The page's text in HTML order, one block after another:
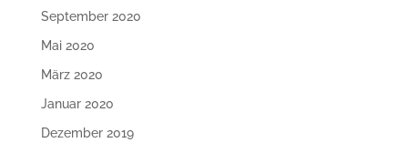
September 2020
Mai 2020
März 2020
Januar 2020
Dezember 2019